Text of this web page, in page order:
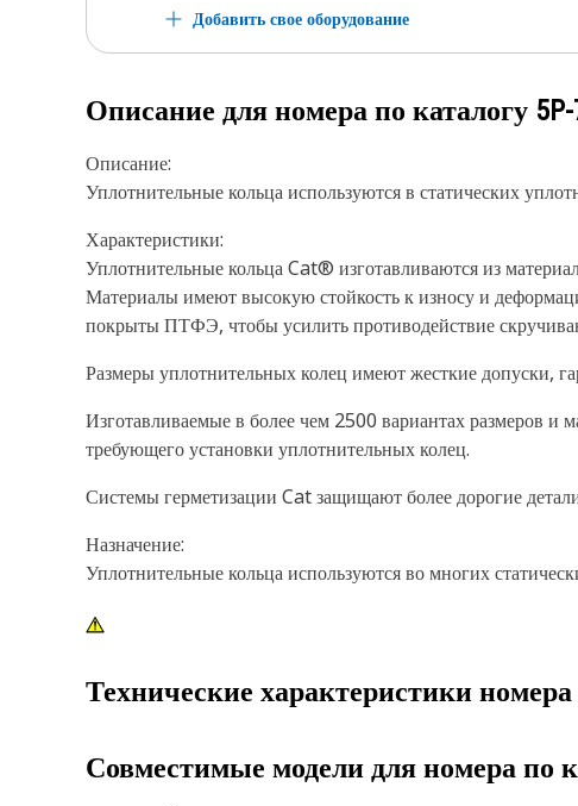
Добавить свое оборудование
Описание для номера по каталогу
Описание:
Уплотнительные кольца используются в статических
Характеристики:
Уплотнительные кольца Cat® изготавливаются из
Материалы имеют высокую стойкость к износу и
покрыты ПТФЭ, чтобы усилить противодействие
Размеры уплотнительных колец имеют жесткие допуски,
Изготавливаемые в более чем 2500 вариантах размеров
требующего установки уплотнительных колец.
Системы герметизации Cat защищают более дорогие
Назначение:
Уплотнительные кольца используются во многих
Технические характеристики номера
Совместимые модели для номера по